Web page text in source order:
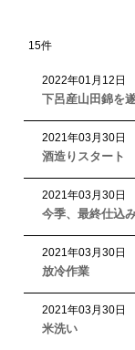
15件
2022年01 月 12 日
下呂産山田錦を
2021年03月30日
酒造りスタート
2021年03月30日
今季、最終仕込
2021年03月30日
放冷作業
2021年03月30日
米洗い